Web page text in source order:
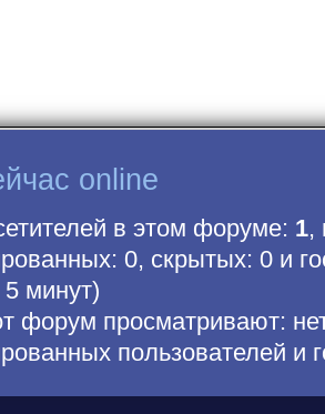
online
в этом форуме: 1,
0, скрытых: 0 и
минут)
форум просматривают:
пользователей и